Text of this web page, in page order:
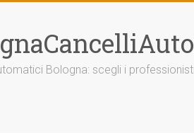
Bologna: scegli i